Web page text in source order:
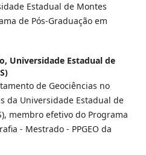
Estadual de Montes
de Pós-Graduação em
Universidade Estadual de
de Geociências no
da Universidade Estadual de
membro efetivo do Programa
- Mestrado - PPGEO da